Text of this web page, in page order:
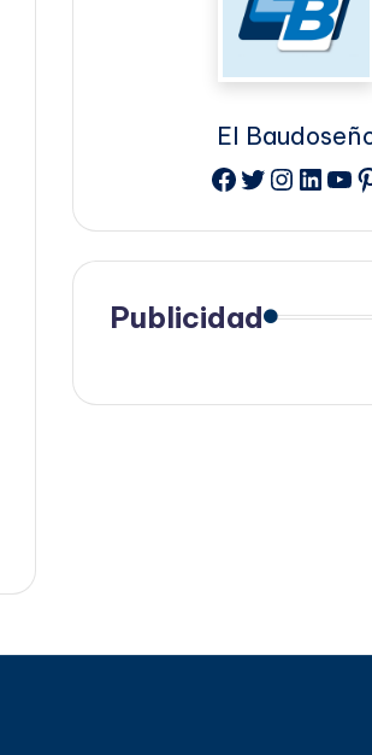
El
Facebook
Twitter
Publicidad